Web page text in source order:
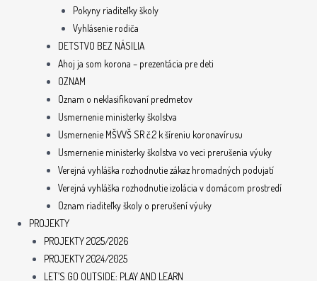
Pokyny riaditeľky školy
Vyhlásenie rodiča
DETSTVO BEZ NÁSILIA
Ahoj ja som korona – prezentácia pre deti
OZNAM
Oznam o neklasifikovaní predmetov
Usmernenie ministerky školstva
Usmernenie MŠVVŠ SR č.2 k šíreniu koronavírusu
Usmernenie ministerky školstva vo veci prerušenia výuky
Verejná vyhláška rozhodnutie zákaz hromadných podujatí
Verejná vyhláška rozhodnutie izolácia v domácom prostredí
Oznam riaditeľky školy o prerušení výuky
PROJEKTY
PROJEKTY 2025/2026
PROJEKTY 2024/2025
LET’S GO OUTSIDE: PLAY AND LEARN